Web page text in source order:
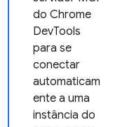
do Chrome
DevTools
para se
conectar
automaticam
ente a uma
instância do